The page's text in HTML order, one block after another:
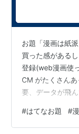
お題「漫画は紙
買った感がある
登録(web漫画使
CM がたくさん
要、データが飛
が本だらけです
が売って無くな
#はてなお題 #